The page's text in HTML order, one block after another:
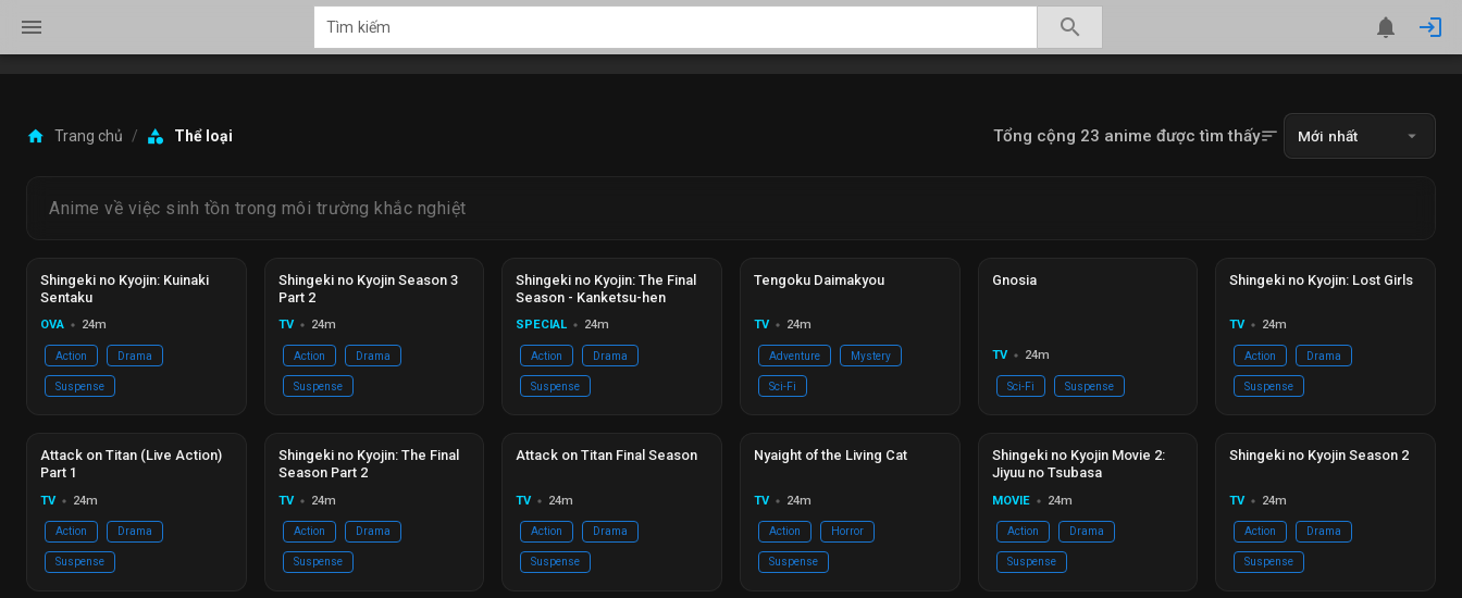
menu search notifications login
home Trang chủ / category Thể loại Tổng cộng 23 anime được tìm thấysort Mới nhất arrow_drop_down
Anime về việc sinh tồn trong môi trường khắc nghiệt
Shingeki no Kyojin: Kuinaki
Sentaku
OVA circle 24m
Action Drama
Suspense
Shingeki no Kyojin Season 3
Part 2
TV circle 24m
Action Drama
Suspense
Shingeki no Kyojin: The Final
Season - Kanketsu-hen
SPECIAL circle 24m
Action Drama
Suspense
Tengoku Daimakyou
TV circle 24m
Adventure Mystery
Sci-Fi
Gnosia
TV circle 24m
Sci-Fi Suspense
Shingeki no Kyojin: Lost Girls
TV circle 24m
Action Drama
Suspense
Attack on Titan (Live Action)
Part 1
TV circle 24m
Action Drama
Suspense
Shingeki no Kyojin: The Final
Season Part 2
TV circle 24m
Action Drama
Suspense
Attack on Titan Final Season
TV circle 24m
Action Drama
Suspense
Nyaight of the Living Cat
TV circle 24m
Action Horror
Suspense
Shingeki no Kyojin Movie 2:
Jiyuu no Tsubasa
MOVIE circle 24m
Action Drama
Suspense
Shingeki no Kyojin Season 2
TV circle 24m
Action Drama
Suspense